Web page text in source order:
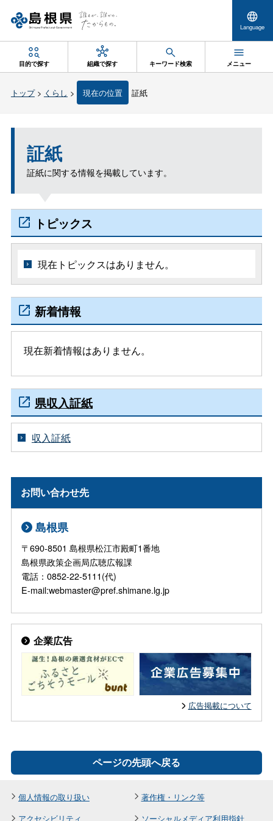
Language
目的で探す 組織で探す キーワード検索 メニュー
トップ> くらし > 現在の位置 証紙
証紙
証紙に関する情報を掲載しています。
トピックス
現在トピックスはありません。
新着情報
現在新着情報はありません。
県収入証紙
収入証紙
お問い合わせ先
島根県
〒690-8501 島根県松江市殿町1番地
島根県政策企画局広聴広報課
電話：0852-22-5111(代)
E-mail:webmaster@pref.shimane.lg.jp
企業広告
広告掲載について
ページの先頭へ戻る
個人情報の取り扱い
著作権・リンク等
アクセシビリティ
ソーシャルメディア利用指針